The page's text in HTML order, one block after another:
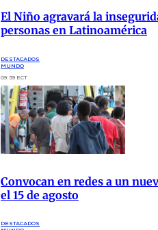
El Niño agravará la
personas en Latinoamérica
DESTACADOS
MUNDO
09:59 ECT
Convocan en redes a un
el 15 de agosto
DESTACADOS